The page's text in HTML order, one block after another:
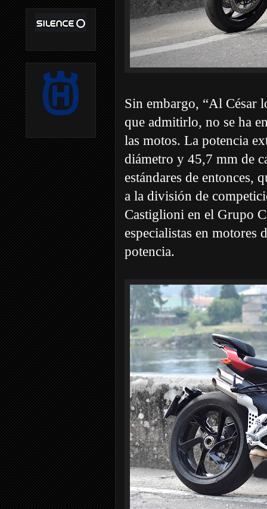
Sin embargo, “Al César
que admitirlo, no se ha
las motos. La potencia
diámetro y 45,7 mm de
estándares de entonces,
a la división de
Castiglioni en el Grupo
especialistas en motores
potencia.